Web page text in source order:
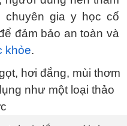
chuyên gia y học cổ
đảm bảo an toàn và
khỏe.